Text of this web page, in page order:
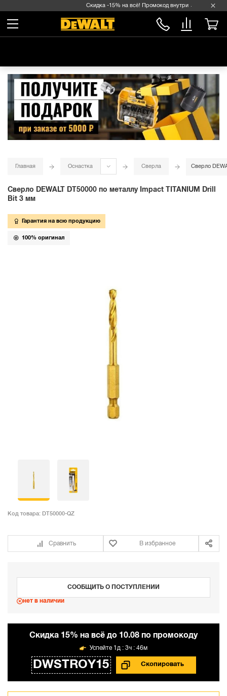
Скидка -15% на всё! Промокод внутри →
Главная Оснастка Сверла Сверло
Сверло DEWALT DT50000 по металлу Impact TITANIUM Drill
Bit 3 мм
Гарантия на всю продукцию
100% оригинал
Код товара: DT50000-QZ
Сравнить В избранное
СООБЩИТЬ О ПОСТУПЛЕНИИ
нет в наличии
Cкидка 15% на всё до 10.08 по промокоду
DWSTROY15
1д : 3ч : 46м